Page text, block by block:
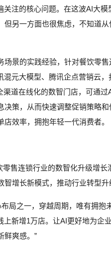
注的核心问题。在这波AI大模
另一方面也很焦虑，不知道
景的实践经验，针对餐饮零
元大模型、腾讯企点营销云，
道在线化的数智门店，可通过
策，从而快速调整促销策略
效率，拥抱年轻一代消费者。
售连锁行业的数智化升级增长
增长新模式，推动行业转型升
局之一，穿越周期，唯有拥抱
新增1万店。让AI更好地为企
鲜爽感。”